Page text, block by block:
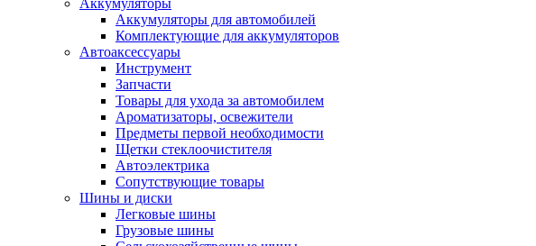
Аккумуляторы
Аккумуляторы для автомобилей
Комплектующие для аккумуляторов
Автоаксессуары
Инструмент
Запчасти
Товары для ухода за автомобилем
Ароматизаторы, освежители
Предметы первой необходимости
Щетки стеклоочистителя
Автоэлектрика
Сопутствующие товары
Шины и диски
Легковые шины
Грузовые шины